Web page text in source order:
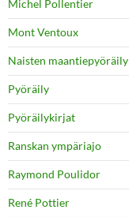
Michel Pollentier
Mont Ventoux
Naisten maantiepyöräily
Pyöräily
Pyöräilykirjat
Ranskan ympäriajo
Raymond Poulidor
René Pottier